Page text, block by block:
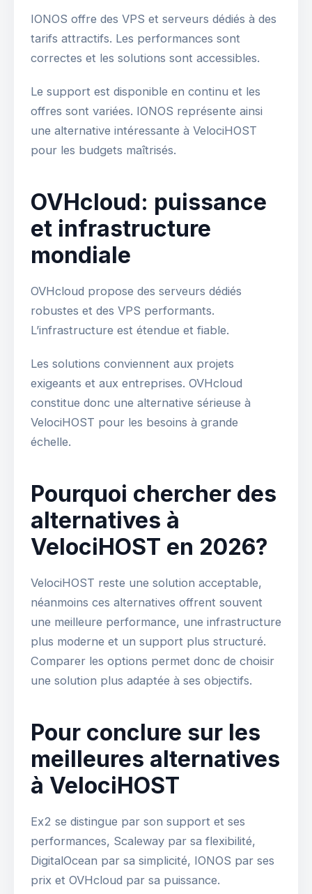
IONOS offre des VPS et serveurs dédiés à des
tarifs attractifs. Les performances sont
correctes et les solutions sont accessibles.
Le support est disponible en continu et les
offres sont variées. IONOS représente ainsi
une alternative intéressante à VelociHOST
pour les budgets maîtrisés.
OVHcloud: puissance
et infrastructure
mondiale
OVHcloud propose des serveurs dédiés
robustes et des VPS performants.
L’infrastructure est étendue et fiable.
Les solutions conviennent aux projets
exigeants et aux entreprises. OVHcloud
constitue donc une alternative sérieuse à
VelociHOST pour les besoins à grande
échelle.
Pourquoi chercher des
alternatives à
VelociHOST en 2026?
VelociHOST reste une solution acceptable,
néanmoins ces alternatives offrent souvent
une meilleure performance, une infrastructure
plus moderne et un support plus structuré.
Comparer les options permet donc de choisir
une solution plus adaptée à ses objectifs.
Pour conclure sur les
meilleures alternatives
à VelociHOST
Ex2 se distingue par son support et ses
performances, Scaleway par sa flexibilité,
DigitalOcean par sa simplicité, IONOS par ses
prix et OVHcloud par sa puissance.